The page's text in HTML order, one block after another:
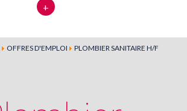
+
OFFRES D'EMPLOI PLOMBIER SANITAIRE H/F